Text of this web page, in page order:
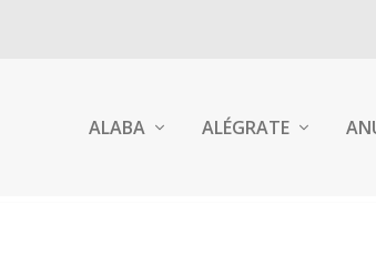
ALABA ALÉGRATE